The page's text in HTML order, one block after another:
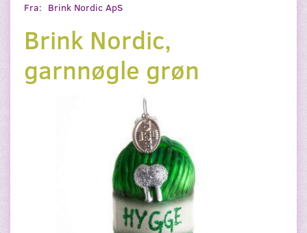
Fra: Brink Nordic ApS
Brink Nordic,
garnnøgle grøn